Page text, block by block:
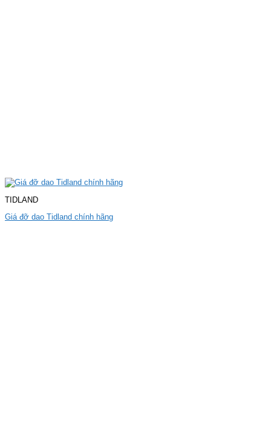
TIDLAND
Giá đỡ dao Tidland chính hãng